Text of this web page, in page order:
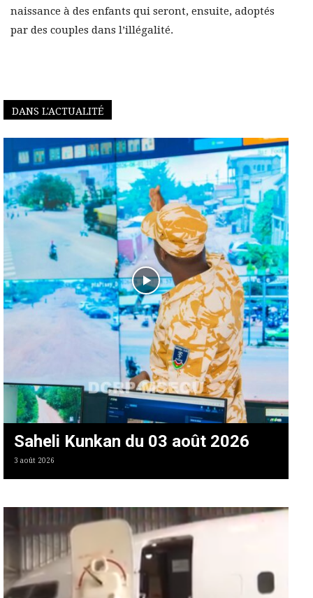
naissance à des enfants qui seront, ensuite, adoptés
par des couples dans l’illégalité.
DANS L'ACTUALITÉ
Saheli Kunkan du 03 août 2026
3 août 2026